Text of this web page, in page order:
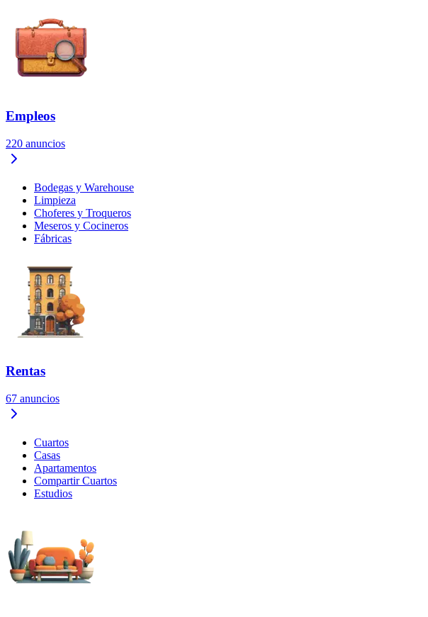
Empleos
220 anuncios
Bodegas y Warehouse
Limpieza
Choferes y Troqueros
Meseros y Cocineros
Fábricas
Rentas
67 anuncios
Cuartos
Casas
Apartamentos
Compartir Cuartos
Estudios